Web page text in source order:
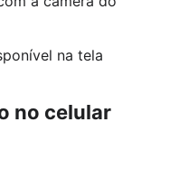
na tela
no celular